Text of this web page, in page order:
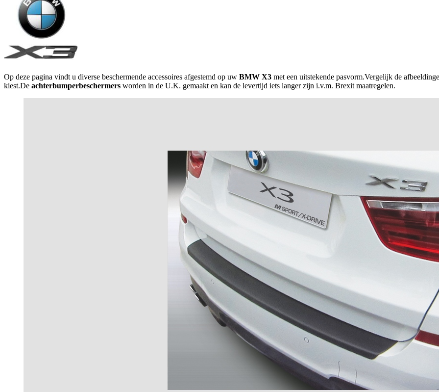
Op deze pagina vindt u diverse beschermende accessoires afgestemd op uw BMW X3 met een uitstekende pasvorm.Vergelijk de
kiest.De achterbumperbeschermers worden in de U.K. gemaakt en kan de levertijd iets langer zijn i.v.m. Brexit maatregelen.